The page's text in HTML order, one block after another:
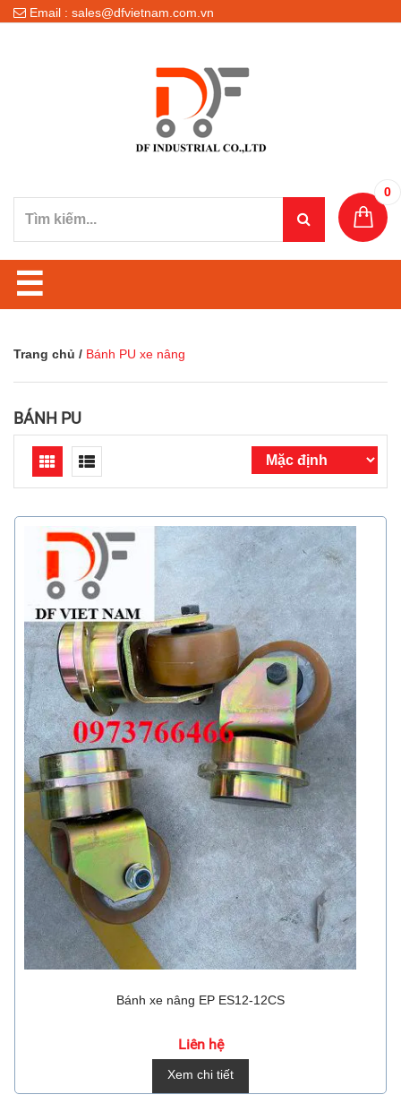
Email : sales@dfvietnam.com.vn
0
☰
Trang chủ / Bánh PU xe nâng
BÁNH PU
Bánh xe nâng EP ES12-12CS
Liên hệ
Xem chi tiết